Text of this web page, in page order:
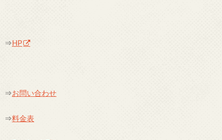
⇒HP
⇒お問い合わせ
⇒料金表